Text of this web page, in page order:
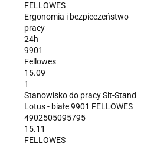
FELLOWES
Ergonomia i bezpieczeństwo
pracy
24h
9901
Fellowes
15.09
1
Stanowisko do pracy Sit-Stand
Lotus - białe 9901 FELLOWES
4902505095795
15.11
FELLOWES